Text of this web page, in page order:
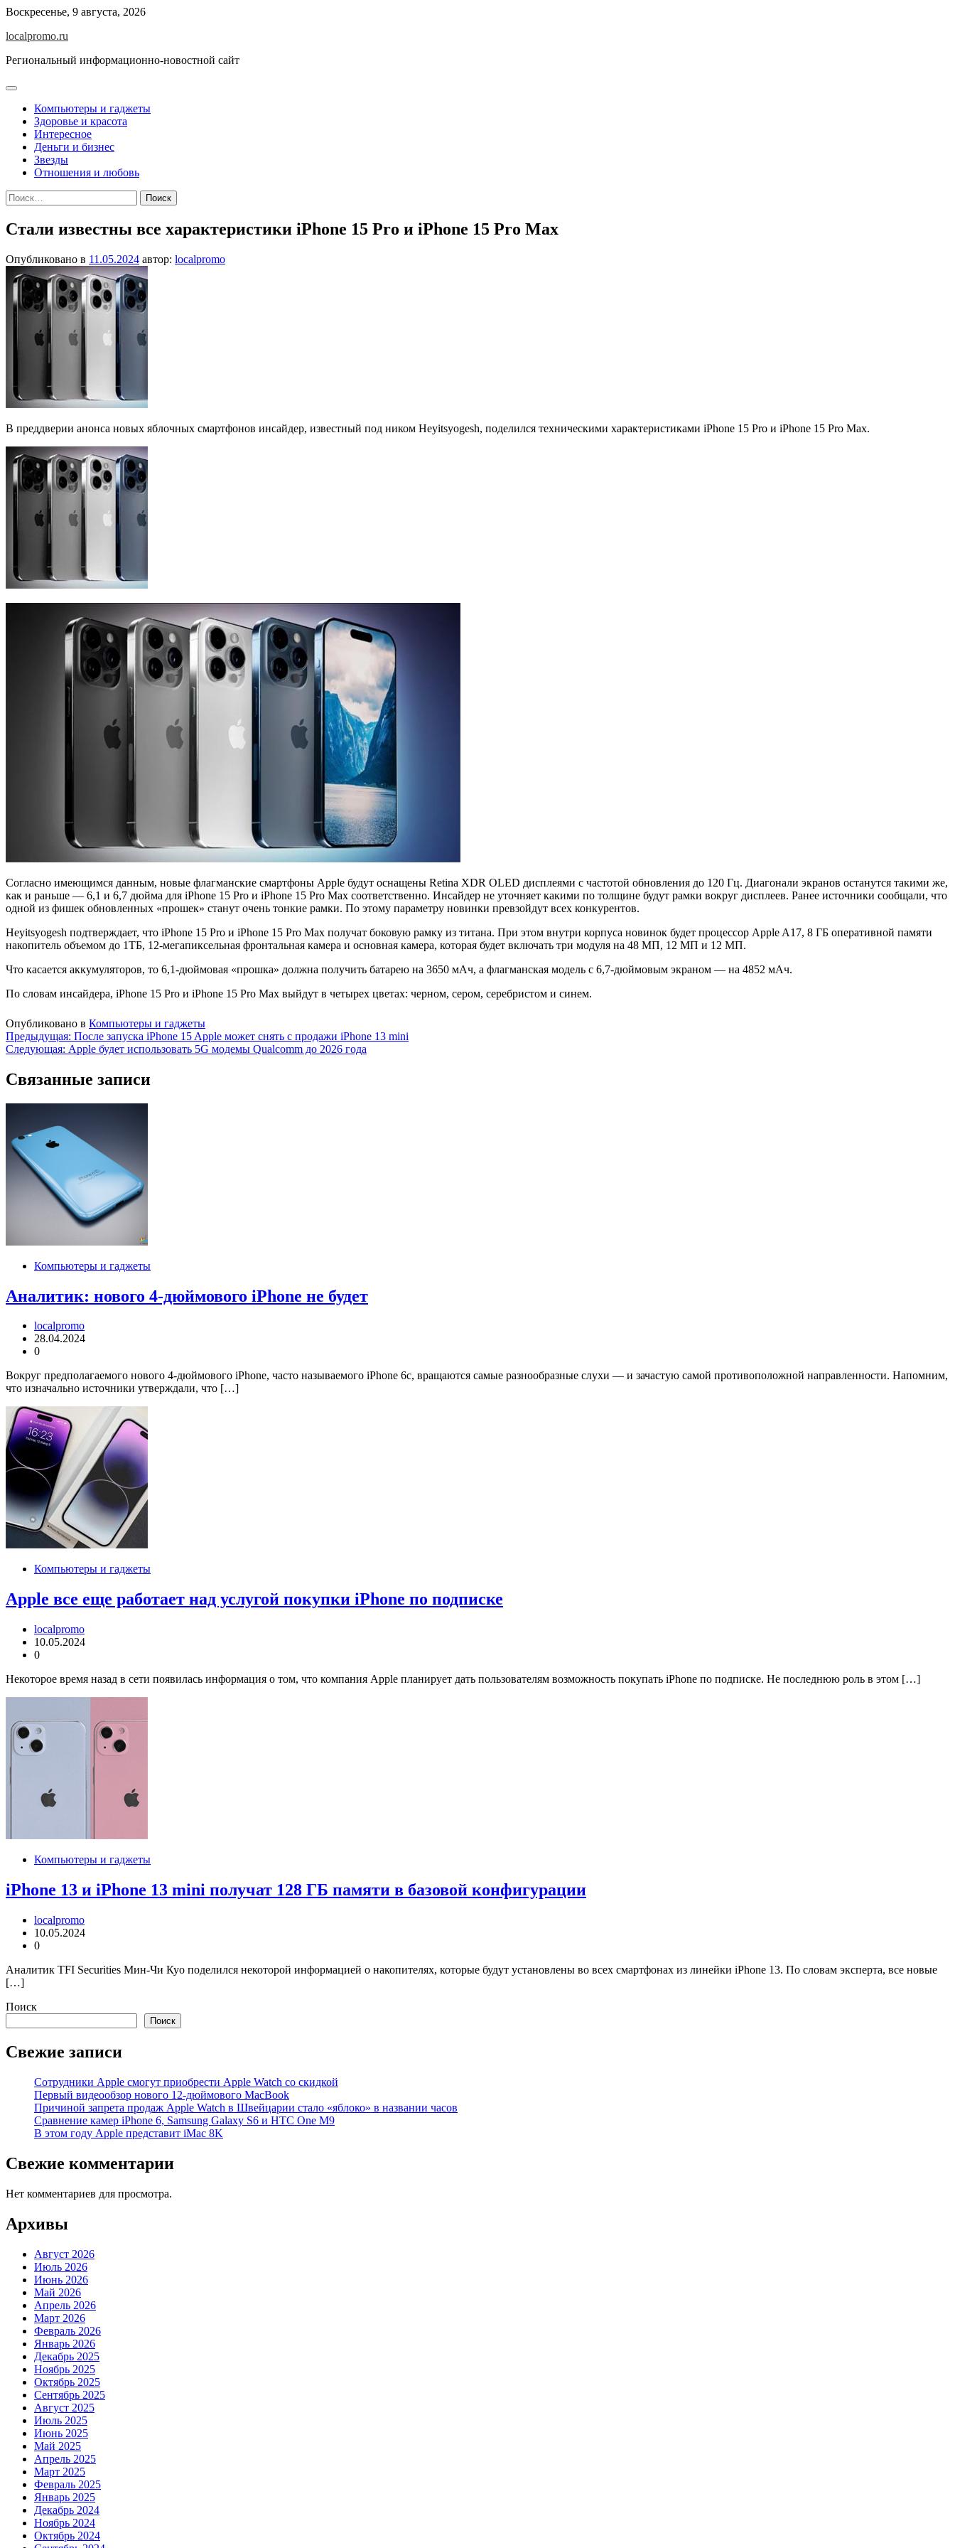
Перейти
содержимому
Воскресенье, 9 августа, 2026
localpromo.ru
Региональный информационно-новостной сайт
Компьютеры и гаджеты
Здоровье и красота
Интересное
Деньги и бизнес
Звезды
Отношения и любовь
Найти:
Стали известны все характеристики iPhone 15 Pro и iPhone 15 Pro Max
Опубликовано в 11.05.2024 автор: localpromo
В преддверии анонса новых яблочных смартфонов инсайдер, известный под ником Heyitsyogesh, поделился техническими характеристиками iPhone 15 Pro и iPhone 15 Pro Max.
Согласно имеющимся данным, новые флагманские смартфоны Apple будут оснащены Retina XDR OLED дисплеями с частотой обновления до 120 Гц. Диагонали экранов останутся такими же,
как и раньше — 6,1 и 6,7 дюйма для iPhone 15 Pro и iPhone 15 Pro Max соответственно. Инсайдер не уточняет какими по толщине будут рамки вокруг дисплеев. Ранее источники сообщали, что
одной из фишек обновленных «прошек» станут очень тонкие рамки. По этому параметру новинки превзойдут всех конкурентов.
Heyitsyogesh подтверждает, что iPhone 15 Pro и iPhone 15 Pro Max получат боковую рамку из титана. При этом внутри корпуса новинок будет процессор Apple A17, 8 ГБ оперативной памяти
накопитель объемом до 1ТБ, 12-мегапиксельная фронтальная камера и основная камера, которая будет включать три модуля на 48 МП, 12 МП и 12 МП.
Что касается аккумуляторов, то 6,1-дюймовая «прошка» должна получить батарею на 3650 мАч, а флагманская модель с 6,7-дюймовым экраном — на 4852 мАч.
По словам инсайдера, iPhone 15 Pro и iPhone 15 Pro Max выйдут в четырех цветах: черном, сером, серебристом и синем.
Опубликовано в Компьютеры и гаджеты
Навигация
по
записям
Предыдущая: После запуска iPhone 15 Apple может снять с продажи iPhone 13 mini
Следующая: Apple будет использовать 5G модемы Qualcomm до 2026 года
Связанные записи
Компьютеры и гаджеты
Аналитик: нового 4-дюймового iPhone не будет
localpromo
28.04.2024
0
Вокруг предполагаемого нового 4-дюймового iPhone, часто называемого iPhone 6c, вращаются самые разнообразные слухи — и зачастую самой противоположной направленности. Напомним,
что изначально источники утверждали, что […]
Компьютеры и гаджеты
Apple все еще работает над услугой покупки iPhone по подписке
localpromo
10.05.2024
0
Некоторое время назад в сети появилась информация о том, что компания Apple планирует дать пользователям возможность покупать iPhone по подписке. Не последнюю роль в этом […]
Компьютеры и гаджеты
iPhone 13 и iPhone 13 mini получат 128 ГБ памяти в базовой конфигурации
localpromo
10.05.2024
0
Аналитик TFI Securities Мин-Чи Куо поделился некоторой информацией о накопителях, которые будут установлены во всех смартфонах из линейки iPhone 13. По словам эксперта, все новые
[…]
Поиск
Поиск
Свежие записи
Сотрудники Apple смогут приобрести Apple Watch со скидкой
Первый видеообзор нового 12-дюймового MacBook
Причиной запрета продаж Apple Watch в Швейцарии стало «яблоко» в названии часов
Cравнение камер iPhone 6, Samsung Galaxy S6 и HTC One M9
В этом году Apple представит iMac 8K
Свежие комментарии
Нет комментариев для просмотра.
Архивы
Август 2026
Июль 2026
Июнь 2026
Май 2026
Апрель 2026
Март 2026
Февраль 2026
Январь 2026
Декабрь 2025
Ноябрь 2025
Октябрь 2025
Сентябрь 2025
Август 2025
Июль 2025
Июнь 2025
Май 2025
Апрель 2025
Март 2025
Февраль 2025
Январь 2025
Декабрь 2024
Ноябрь 2024
Октябрь 2024